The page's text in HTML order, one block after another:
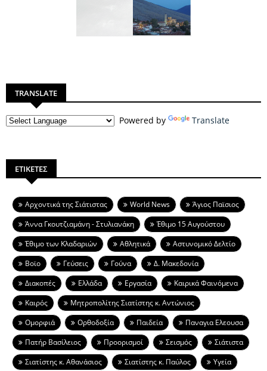
TRANSLATE
Powered by Translate
ΕΤΙΚΕΤΕΣ
Aρχοντικά της Σιάτιστας World News
Άγιος Παϊσιος
Άννα Γκουτζιαμάνη - Στυλιανάκη
Έθιμο 15 Αυγούστου
Έθιμο των Κλαδαριών
Αθλητικά
Αστυνομικό Δελτίο
Βοϊο
Γεύσεις Γούνα
Δ. Μακεδονία
Διακοπές
Ελλάδα Εργασία
Καιρικά Φαινόμενα
Καιρός
Μητροπολίτης Σιατίστης κ. Αντώνιος
Ομορφιά
Ορθοδοξία Παιδεία
Παναγια Ελεουσα
Πατήρ Βασίλειος
Προορισμοί Σεισμός
Σιάτιστα
Σιατίστης κ. Αθανάσιος
Σιατίστης κ. Παύλος Υγεία